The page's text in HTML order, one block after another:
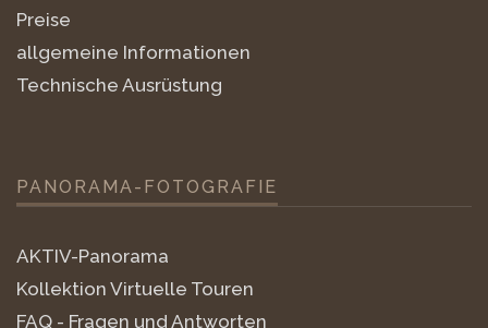
Preise
allgemeine Informationen
Technische Ausrüstung
PANORAMA-FOTOGRAFIE
AKTIV-Panorama
Kollektion Virtuelle Touren
FAQ - Fragen und Antworten